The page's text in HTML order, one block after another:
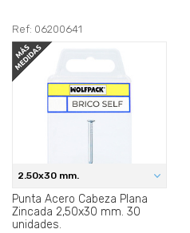
Ref: 06200641
2.50x30 mm.
Punta Acero Cabeza Plana
Zincada 2,50x30 mm. 30
unidades.